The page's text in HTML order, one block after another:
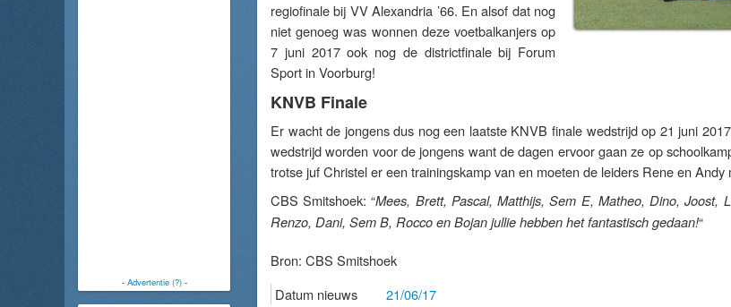
- Advertentie (?)-
regiofinale bij VV Alexandria ’66. En alsof dat nog
niet genoeg was wonnen deze voetbalkanjers op
7 juni 2017 ook nog de districtfinale bij Forum
Sport in Voorburg!
KNVB Finale
Er wacht de jongens dus nog een laatste KNVB finale wedstrijd op 21 juni
wedstrijd worden voor de jongens want de dagen ervoor gaan ze op
trotse juf Christel er een trainingskamp van en moeten de leiders Rene en Andy
CBS Smitshoek: “Mees, Brett, Pascal, Matthijs, Sem E, Matheo, Dino, Joost,
Renzo, Dani, Sem B, Rocco en Bojan jullie hebben het fantastisch gedaan!“
Bron: CBS Smitshoek
Datum nieuws
21/06/17